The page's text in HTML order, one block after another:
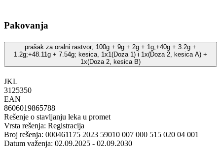
Pakovanja
prašak za oralni rastvor; 100g + 9g + 2g + 1g;+40g + 3.2g +
1.2g;+48.11g + 7.54g; kesica, 1x1(Doza 1) i 1x(Doza 2, kesica A) +
1x(Doza 2, kesica B)
JKL
‍3125350
EAN
8606019865788
Rešenje o stavljanju leka u promet
Vrsta rešenja: Registracija
Broj rešenja: 000461175 2023 59010 007 000 515 020 04 001
Datum važenja: 02.09.2025 - 02.09.2030